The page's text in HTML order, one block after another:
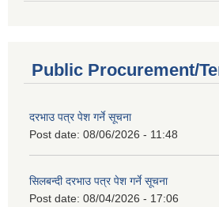
Public Procurement/
दरभाउ पत्र पेश गर्ने सूचना
Post date: 08/06/2026 - 11:48
सिलबन्दी दरभाउ पत्र पेश गर्ने सूचना
Post date: 08/04/2026 - 17:06